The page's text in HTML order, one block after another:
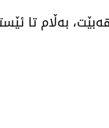
به‌ڵام تا